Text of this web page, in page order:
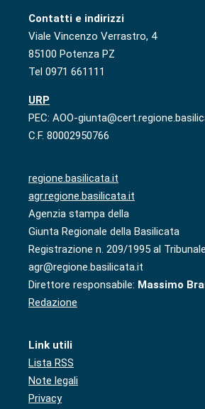
Contatti e indirizzi
Viale Vincenzo Verrastro, 4
85100 Potenza PZ
Tel 0971 661111
URP
PEC: AOO-
C.F. 80002950766
regione.basilicata.it
agr.regione.basilicata.it
Agenzia stampa della
Giunta Regionale della Basilicata
Registrazione n. 209/1995 al
agr@regione.basilicata.it
Direttore responsabile: Massimo
Redazione
Link utili
Lista RSS
Note legali
Privacy